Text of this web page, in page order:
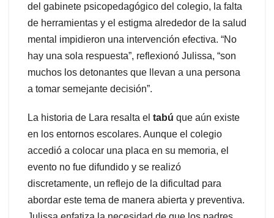
del gabinete psicopedagógico del colegio, la falta
de herramientas y el estigma alrededor de la salud
mental impidieron una intervención efectiva. “No
hay una sola respuesta”, reflexionó Julissa, “son
muchos los detonantes que llevan a una persona
a tomar semejante decisión”.
La historia de Lara resalta el tabú que aún existe
en los entornos escolares. Aunque el colegio
accedió a colocar una placa en su memoria, el
evento no fue difundido y se realizó
discretamente, un reflejo de la dificultad para
abordar este tema de manera abierta y preventiva.